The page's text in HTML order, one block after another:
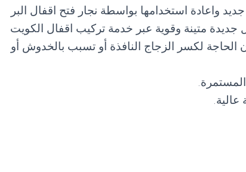
واعادة استخدامها بواسطة نجار فتح اقفال البر
جديدة متينة وقوية عبر خدمة تركيب اقفال الكويت
لكسر الزجاج النافذة أو تسبب بالخدوش أو
عالية.